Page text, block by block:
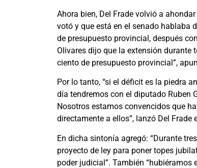
Ahora bien, Del Frade volvió a
votó y que está en el senado hablaba
de presupuesto provincial, después
Olivares dijo que la extensión durante
ciento de presupuesto provincial”,
Por lo tanto, “si el déficit es la piedra
día tendremos con el diputado Ruben
Nosotros estamos convencidos que
directamente a ellos”, lanzó Del
En dicha sintonía agregó: “Durante
proyecto de ley para poner topes
poder judicial”. También